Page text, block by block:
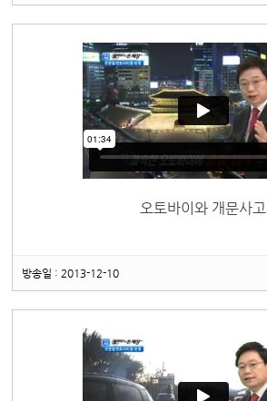
오토바이와 개문사고
방송일 : 2013-12-10